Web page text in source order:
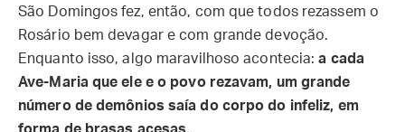
São Domingos fez, então, com que todos rezassem o
Rosário bem devagar e com grande devoção.
Enquanto isso, algo maravilhoso acontecia:a cada
Ave-Maria que ele e o povo rezavam, um grande
número de demônios saía do corpo do infeliz, em
forma de brasas acesas.